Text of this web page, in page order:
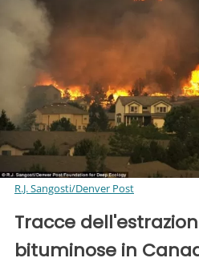
R.J. Sangosti/Denver Post
Tracce
bituminose in